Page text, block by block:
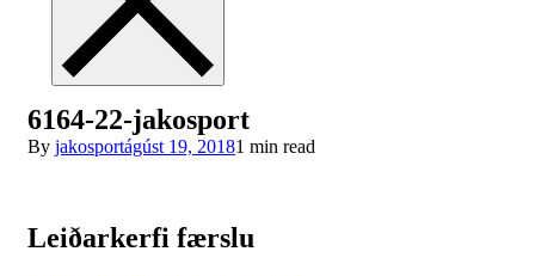
6164-22-jakosport
By jakosportágúst 19, 20181 min read
Leiðarkerfi færslu